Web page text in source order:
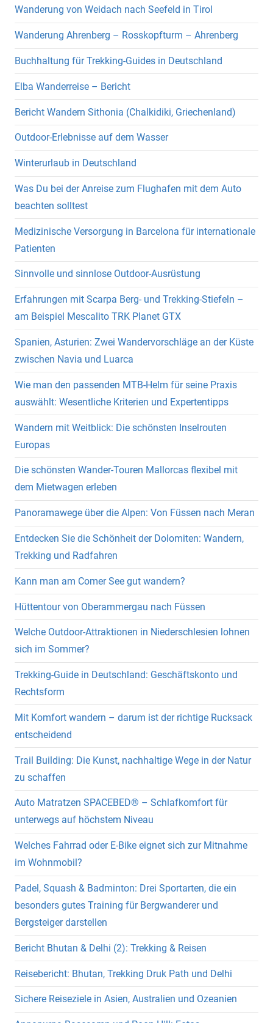
Wanderung von Weidach nach Seefeld in Tirol
Wanderung Ahrenberg – Rosskopfturm – Ahrenberg
Buchhaltung für Trekking-Guides in Deutschland
Elba Wanderreise – Bericht
Bericht Wandern Sithonia (Chalkidiki, Griechenland)
Outdoor-Erlebnisse auf dem Wasser
Winterurlaub in Deutschland
Was Du bei der Anreise zum Flughafen mit dem Auto
beachten solltest
Medizinische Versorgung in Barcelona für internationale
Patienten
Sinnvolle und sinnlose Outdoor-Ausrüstung
Erfahrungen mit Scarpa Berg- und Trekking-Stiefeln –
am Beispiel Mescalito TRK Planet GTX
Spanien, Asturien: Zwei Wandervorschläge an der Küste
zwischen Navia und Luarca
Wie man den passenden MTB-Helm für seine Praxis
auswählt: Wesentliche Kriterien und Expertentipps
Wandern mit Weitblick: Die schönsten Inselrouten
Europas
Die schönsten Wander-Touren Mallorcas flexibel mit
dem Mietwagen erleben
Panoramawege über die Alpen: Von Füssen nach Meran
Entdecken Sie die Schönheit der Dolomiten: Wandern,
Trekking und Radfahren
Kann man am Comer See gut wandern?
Hüttentour von Oberammergau nach Füssen
Welche Outdoor-Attraktionen in Niederschlesien lohnen
sich im Sommer?
Trekking-Guide in Deutschland: Geschäftskonto und
Rechtsform
Mit Komfort wandern – darum ist der richtige Rucksack
entscheidend
Trail Building: Die Kunst, nachhaltige Wege in der Natur
zu schaffen
Auto Matratzen SPACEBED® – Schlafkomfort für
unterwegs auf höchstem Niveau
Welches Fahrrad oder E-Bike eignet sich zur Mitnahme
im Wohnmobil?
Padel, Squash & Badminton: Drei Sportarten, die ein
besonders gutes Training für Bergwanderer und
Bergsteiger darstellen
Bericht Bhutan & Delhi (2): Trekking & Reisen
Reisebericht: Bhutan, Trekking Druk Path und Delhi
Sichere Reiseziele in Asien, Australien und Ozeanien